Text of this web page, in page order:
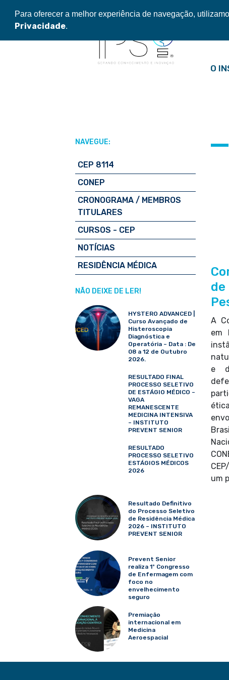
Para oferecer a melhor experiência de navegação,
Privacidade.
para
conteúdo
O
NAVEGUE:
CEP 8114
CONEP
CRONOGRAMA / MEMBROS
TITULARES
CURSOS - CEP
NOTÍCIAS
RESIDÊNCIA MÉDICA
NÃO DEIXE DE LER!
HYSTERO ADVANCED |
Curso Avançado de
Histeroscopia
Diagnóstica e
Operatória – Data : De
08 a 12 de Outubro
2026.
RESULTADO FINAL
PROCESSO SELETIVO
DE ESTÁGIO MÉDICO –
VAGA
REMANESCENTE
MEDICINA INTENSIVA
– INSTITUTO
PREVENT SENIOR
RESULTADO
PROCESSO SELETIVO
ESTÁGIOS MÉDICOS
2026
Resultado Definitivo
do Processo Seletivo
de Residência Médica
2026 – INSTITUTO
PREVENT SENIOR
Prevent Senior
realiza 1º Congresso
de Enfermagem com
foco no
envelhecimento
seguro
Premiação
internacional em
Medicina
Aeroespacial
de
A
em
e
um